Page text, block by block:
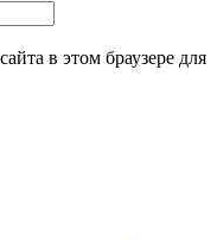
в этом браузере для